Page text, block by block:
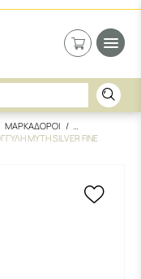
ΜΑΡΚΑΔΟΡΟΙ
ΜΥΤΗ SILVER FINE